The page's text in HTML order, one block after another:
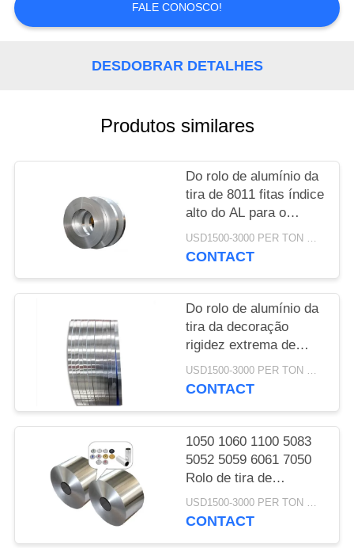
SOLICITE
DO
PRIVACY
FALE CONOSCO!
DESDOBRAR DETALHES
Produtos similares
Do rolo de alumínio da
tira de 8011 fitas índice
alto do AL para o
tampão de garrafa
medicinal
USD1500-3000 PER TON MOQ:DE 1 TONELADAS
CONTACT
Do rolo de alumínio da
tira da decoração
rigidez extrema de
grande resistência de
pouco peso
USD1500-3000 PER TON MOQ:DE 1 TONELADAS
CONTACT
1050 1060 1100 5083
5052 5059 6061 7050
Rolo de tira de
alumínio Entrega
rápida para aplicações
USD1500-3000 PER TON MOQ:DE 1 TONELADAS
CONTACT